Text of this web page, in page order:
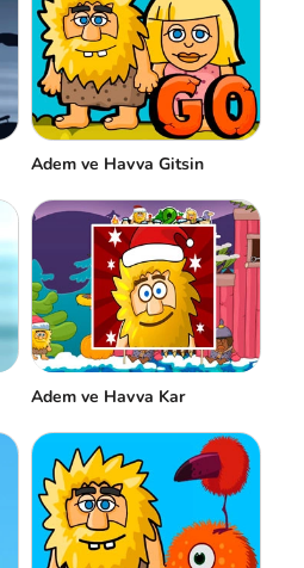
Adem ve Havva Gitsin
Adem ve Havva Kar